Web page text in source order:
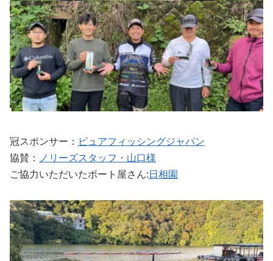
冠スポンサー： ピュアフィッシングジャパン
協賛：
ノリーズスタッフ・山口様
ご協力いただいたボート屋さん: 日相園